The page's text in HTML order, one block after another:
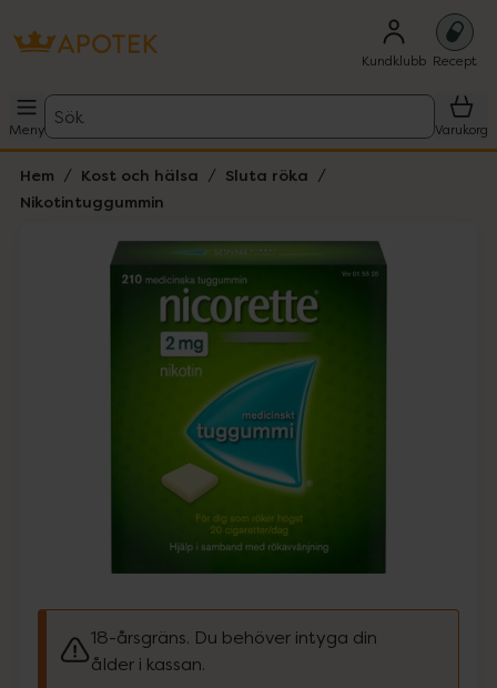
Kundklubb Recept
Meny
Sök
Varukorg
Hem Kost och hälsa
Sluta röka
Nikotintuggummin
Lista: . Innehåller 1 objekt.
Hoppa över Lista
18-årsgräns. Du behöver intyga din
ålder i kassan.